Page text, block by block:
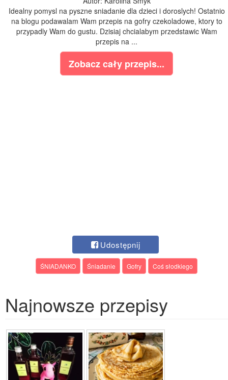
Idealny pomysl na pyszne sniadanie dla dzieci i doroslych! Ostatnio
na blogu podawalam Wam przepis na gofry czekoladowe, ktory to
przypadly Wam do gustu. Dzisiaj chcialabym przedstawic Wam
przepis na ...
Zobacz cały przepis...
Udostępnij
ŚNIADANKO Śniadanie Gofry Coś słodkiego
Najnowsze przepisy